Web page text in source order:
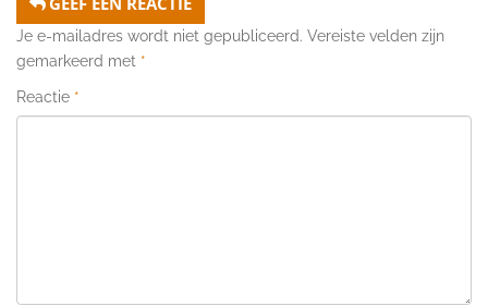
Je e-mailadres wordt niet gepubliceerd. Vereiste velden zijn
gemarkeerd met *
Reactie *